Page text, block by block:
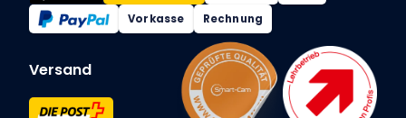
Vorkasse Rechnung
Versand